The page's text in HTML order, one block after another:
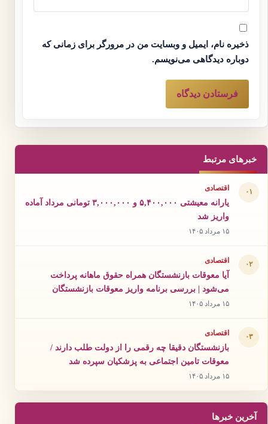
ذخیره نام، ایمیل و وبسایت من در مرورگر برای زمانی که
دوباره دیدگاهی می‌نویسم.
خبرهای مرتبط
۰۱ اقتصادی
یارانه معیشتی ۵,۴۰۰,۰۰۰ و ۳,۰۰۰,۰۰۰ تومانی مرداد آماده
واریز شد
۱۵ مرداد ۱۴۰۵
۰۲ اقتصادی
آیا معوقات بازنشستگان همراه حقوق ماهانه پرداخت
می‌شود | بررسی برنامه واریز معوقات بازنشستگان
۱۵ مرداد ۱۴۰۵
۰۳ اقتصادی
بازنشستگان دقیقا چه رقمی را از دولت طلب دارند /
معوقات تامین اجتماعی به پزشکیان سپرده شد
۱۵ مرداد ۱۴۰۵
آخرین خبرها